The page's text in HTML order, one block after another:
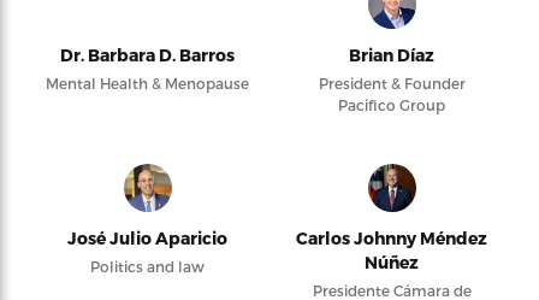
Dr. Barbara D. Barros
Mental Health & Menopause
Brian Díaz
President & Founder
Pacifico Group
José Julio Aparicio
Politics and law
Carlos Johnny Méndez
Núñez
Presidente Cámara de